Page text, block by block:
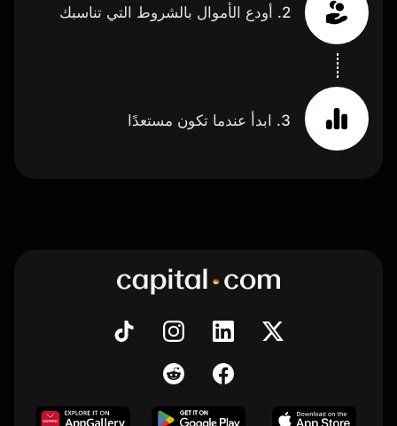
2. أودع الأموال بالشروط التي تناسبك
3. ابدأ عندما تكون مستعدًا